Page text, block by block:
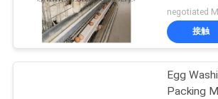
negotiated
接触
Egg
Packing